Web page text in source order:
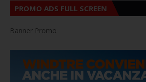
PROMO ADS FULL SCREEN
Banner Promo